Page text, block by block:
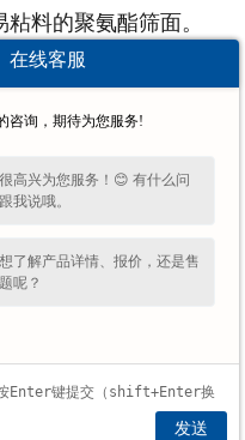
料的聚氨酯筛面。
让振动形式贴合物料
可有效避免堵孔、分
凭借灵活的振动调节
需求。
下一条：福建沥青振动筛怎么选？常见选型要点与注意事项
在线客服
咨询，期待为您服务!
高兴为您服务！😊 有什么问
我说哦。
了解产品详情、报价，还是售
呢？
发送